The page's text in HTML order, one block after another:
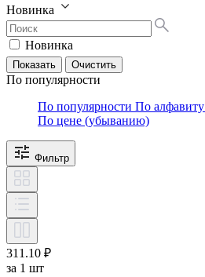
Новинка
Новинка
По популярности
По популярности По алфавиту
По цене (убыванию)
Фильтр
311.10 ₽
за 1 шт